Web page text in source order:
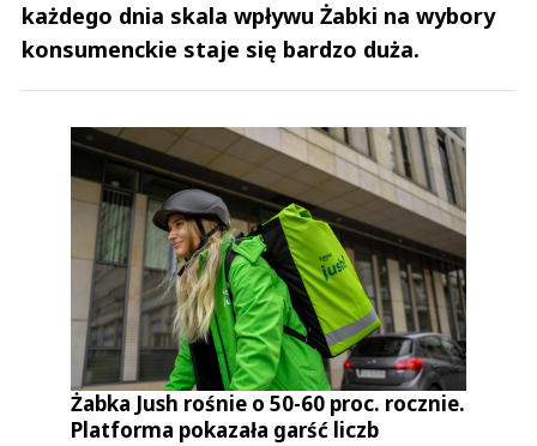
każdego dnia skala wpływu Żabki na wybory
konsumenckie staje się bardzo duża.
Żabka Jush rośnie o 50-60 proc. rocznie.
Platforma pokazała garść liczb